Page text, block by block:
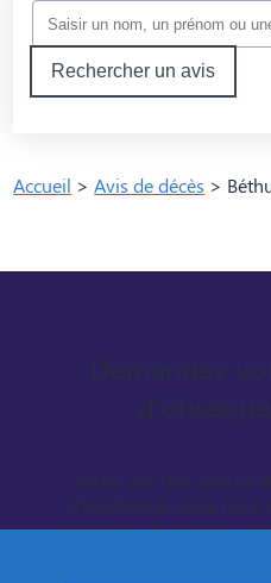
Rechercher un avis
Accueil >Avis de décès >
Demandez
Portés par des valeurs
d’excellence, nous
prestations de grande